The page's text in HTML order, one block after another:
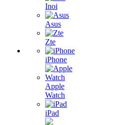
Inoi
Asus
Zte
iPhone
Apple
Watch
iPad